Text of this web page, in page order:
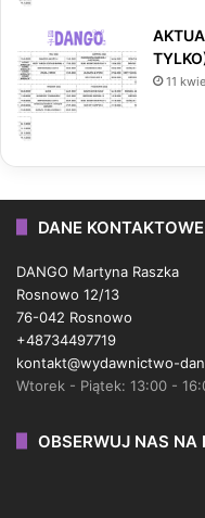
11
DANE KONTAKTOWE
DANGO Martyna Raszka
Rosnowo 12/13
76-042 Rosnowo
+48734497719
kontakt@wydawnictwo-
Wtorek - Piątek: 13:00 -
OBSERWUJ NAS NA